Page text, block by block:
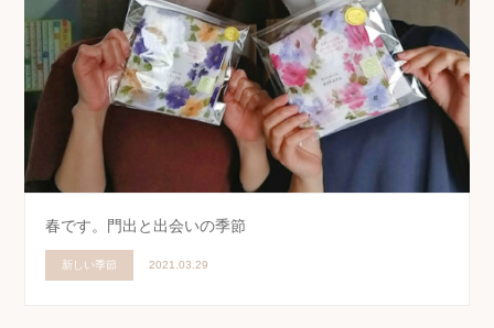
春です。門出と出会いの季節
新しい季節 2021.03.29